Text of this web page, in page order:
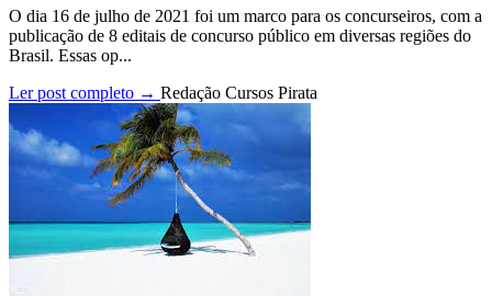
O dia 16 de julho de 2021 foi um marco para os concurseiros, com a
publicação de 8 editais de concurso público em diversas regiões do
Brasil. Essas op...
Ler post completo → Redação Cursos Pirata